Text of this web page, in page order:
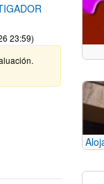
23:59)
TAB para